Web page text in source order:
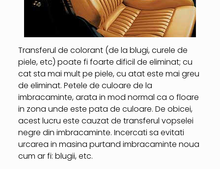
Transferul de colorant (de la blugi, curele de
piele, etc) poate fi foarte dificil de eliminat; cu
cat sta mai mult pe piele, cu atat este mai greu
de eliminat. Petele de culoare de la
imbracaminte, arata in mod normal ca o floare
in zona unde este pata de culoare. De obicei,
acest lucru este cauzat de transferul vopselei
negre din imbracaminte. Incercati sa evitati
urcarea in masina purtand imbracaminte noua
cum ar fi: blugii, etc.